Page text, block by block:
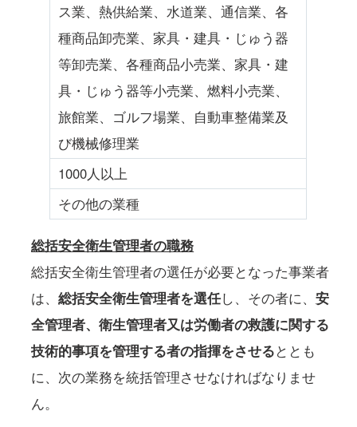
ス業、熱供給業、水道業、通信業、各
種商品卸売業、家具・建具・じゅう器
等卸売業、各種商品小売業、家具・建
具・じゅう器等小売業、燃料小売業、
旅館業、ゴルフ場業、自動車整備業及
び機械修理業
1000人以上
その他の業種
総括安全衛生管理者の職務
総括安全衛生管理者の選任が必要となった事業者
は、総括安全衛生管理者を選任し、その者に、安
全管理者、衛生管理者又は労働者の救護に関する
技術的事項を管理する者の指揮をさせるととも
に、次の業務を統括管理させなければなりませ
ん。